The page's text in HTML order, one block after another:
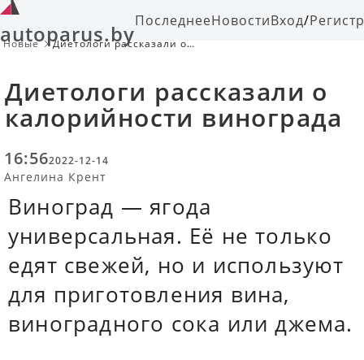
autoparus.byПоследнееНовостиВход/
Новые
Диетологи рассказали о
Диетологи рассказали о
калорийности винограда
16:562022-12-14
Ангелина Крент
Виноград — ягода
универсальная. Её не только
едят свежей, но и используют
для приготовления вина,
виноградного сока или джема.